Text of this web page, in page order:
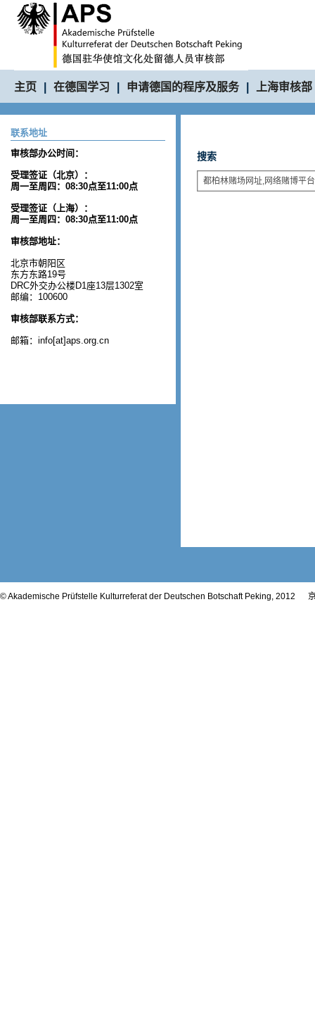
主页 在德国学习 申请德国的程序及服务 上海审核部
联系地址
审核部办公时间：
受理签证（北京）：
周一至周四：08:30点至11:00点
受理签证（上海）：
周一至周四：08:30点至11:00点
审核部地址：
北京市朝阳区
东方东路19号
DRC外交办公楼D1座13层1302室
邮编：100600
审核部联系方式：
邮箱：info[at]aps.org.cn
搜索
© Akademische Prüfstelle Kulturreferat der Deutschen Botschaft Peking, 2012